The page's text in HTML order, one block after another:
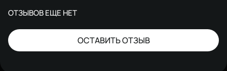
ОТЗЫВОВ ЕЩЕ НЕТ
ОСТАВИТЬ ОТЗЫВ